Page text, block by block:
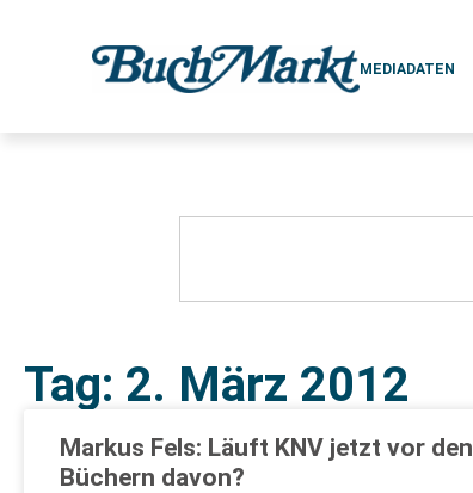
MEDIADATEN
Tag: 2. März 2012
Markus Fels: Läuft KNV jetzt vor den
Büchern davon?